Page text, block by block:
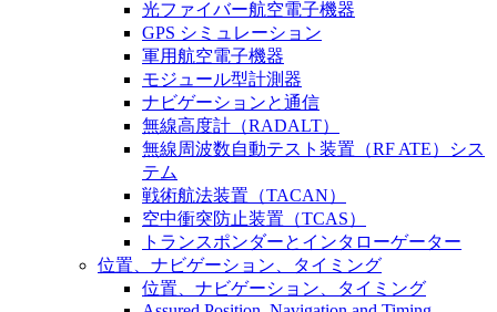
光ファイバー航空電子機器
GPS シミュレーション
軍用航空電子機器
モジュール型計測器
ナビゲーションと通信
無線高度計（RADALT）
無線周波数自動テスト装置（RF ATE）シス
テム
戦術航法装置（TACAN）
空中衝突防止装置（TCAS）
トランスポンダーとインタローゲーター
位置、ナビゲーション、タイミング
位置、ナビゲーション、タイミング